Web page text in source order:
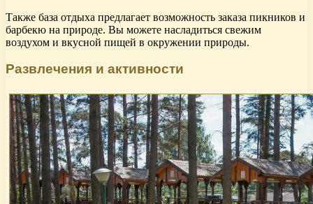
Также база отдыха предлагает возможность заказа пикников и
барбекю на природе. Вы можете насладиться свежим
воздухом и вкусной пищей в окружении природы.
Развлечения и активности